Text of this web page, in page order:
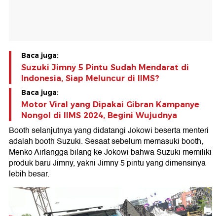
Baca juga:
Suzuki Jimny 5 Pintu Sudah Mendarat di
Indonesia, Siap Meluncur di IIMS?
Baca juga:
Motor Viral yang Dipakai Gibran Kampanye
Nongol di IIMS 2024, Begini Wujudnya
Booth selanjutnya yang didatangi Jokowi beserta menteri
adalah booth Suzuki. Sesaat sebelum memasuki booth,
Menko Airlangga bilang ke Jokowi bahwa Suzuki memiliki
produk baru Jimny, yakni Jimny 5 pintu yang dimensinya
lebih besar.